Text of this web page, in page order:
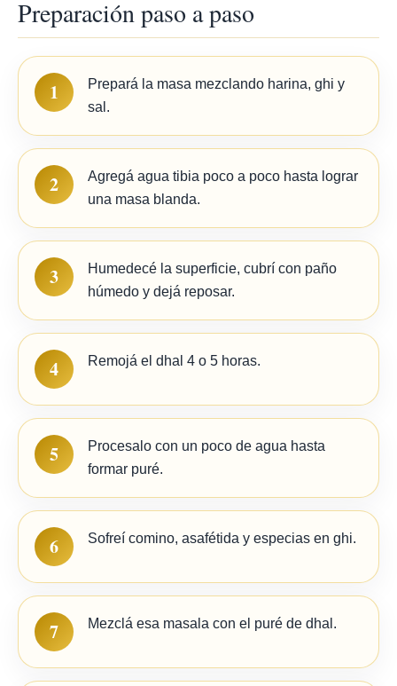
Preparación paso a paso
1
Prepará la masa mezclando harina, ghi y
sal.
2
Agregá agua tibia poco a poco hasta lograr
una masa blanda.
3
Humedecé la superficie, cubrí con paño
húmedo y dejá reposar.
4 Remojá el dhal 4 o 5 horas.
5
Procesalo con un poco de agua hasta
formar puré.
6 Sofreí comino, asafétida y especias en ghi.
7 Mezclá esa masala con el puré de dhal.